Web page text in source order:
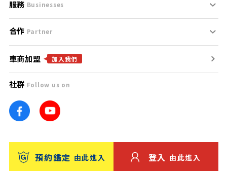
服務條款
免責聲明
隱私權政策
團隊
車訊網
台灣優良中古車商大獎
支援中心
聯絡我們
服務 Businesses
什麼是Goo鑑定？
找好車
找好店
找海外車
消費者評價
合作 Partner
合作夥伴
廣告合作
車商加盟 加入我們
社群 Follow us on
預約鑑定 由此進入 登入 由此進入